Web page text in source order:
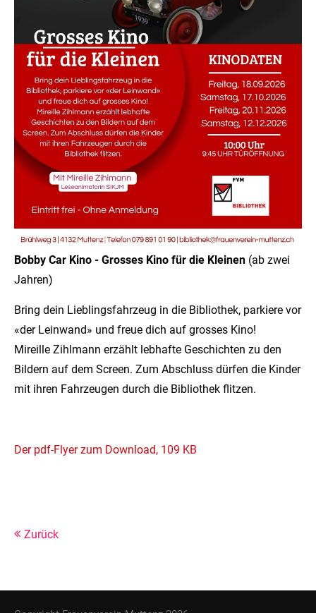
24h/ 365days
We offer support for our customers
Mon - Fri 8:00am - 5:00pm(GMT +1)
Get in touch
Cybersteel Inc.
376-293 City Road, Suite 600
San Francisco, CA 94102
Have any questions?
Drop us a line
info@yourdomain.com
About us
Lorem ipsum dolor sit amet, consectetuer adipiscing
Cum sociis natoque penatibus et magnis dis
Bobby Car Kino - Grosses Kino für die Kleinen (ab zwei
Jahren)
Bring dein Lieblingsfahrzeug in die Bibliothek, parkiere vor
«der Leinwand» und freue dich auf grosses Kino!
Mireille Zihlmann erzählt lebhafte Geschichten zu den
Bildern auf dem Screen. Zum Abschluss dürfen die Kinder
mit ihren Fahrzeugen durch die Bibliothek flitzen.
Der pdf-Flyer zum Download, 109 KB
Zurück